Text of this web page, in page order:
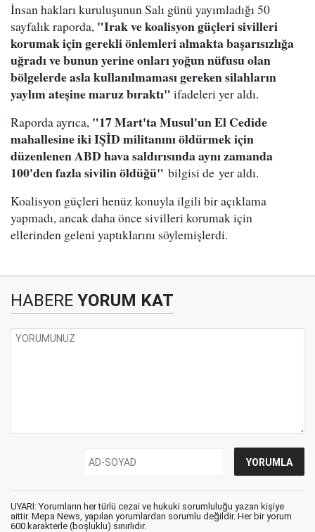
İnsan hakları kuruluşunun Salı günü yayımladığı 50
sayfalık raporda, "Irak ve koalisyon güçleri sivilleri
korumak için gerekli önlemleri almakta başarısızlığa
uğradı ve bunun yerine onları yoğun nüfusu olan
bölgelerde asla kullanılmaması gereken silahların
yaylım ateşine maruz bıraktı" ifadeleri yer aldı.
Raporda ayrıca, "17 Mart'ta Musul'un El Cedide
mahallesine iki IŞİD militanını öldürmek için
düzenlenen ABD hava saldırısında aynı zamanda
100'den fazla sivilin öldüğü" bilgisi de yer aldı.
Koalisyon güçleri henüz konuyla ilgili bir açıklama
yapmadı, ancak daha önce sivilleri korumak için
ellerinden geleni yaptıklarını söylemişlerdi.
HABERE YORUM KAT
UYARI: Yorumların her türlü cezai ve hukuki sorumluluğu yazan kişiye
aittir. Mepa News, yapılan yorumlardan sorumlu değildir. Her bir yorum
600 karakterle (boşluklu) sınırlıdır.